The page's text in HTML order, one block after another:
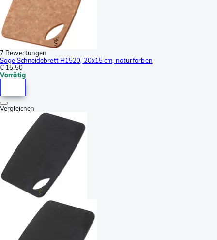
7 Bewertungen
Sage Schneidebrett H1520, 20x15 cm, naturfarben
€ 15,50
Vorrätig
Vergleichen